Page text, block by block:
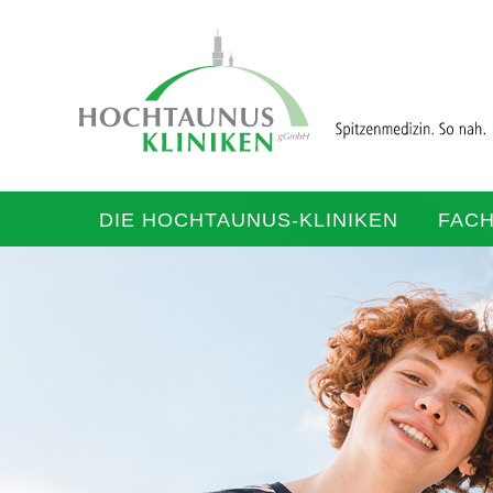
DIE HOCHTAUNUS-KLINIKEN